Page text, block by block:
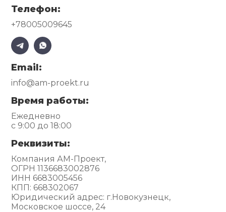
Телефон:
+78005009645
Email:
info@am-proekt.ru
Время работы:
Ежедневно
с 9:00 до 18:00
Реквизиты:
Компания АМ-Проект,
ОГРН 1136683002876
ИНН 6683005456
КПП: 668302067
Юридический адрес: г.Новокузнецк,
Московское шоссе, 24